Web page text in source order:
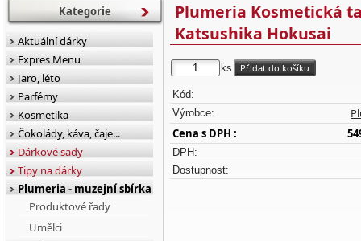
Plumeria Kosmetická
Katsushika Hokusai
ks
Kód:
Výrobce:
Cena s DPH :
DPH:
Dostupnost:
Kategorie
Aktuální dárky
Expres Menu
Jaro, léto
Parfémy
Kosmetika
Čokolády, káva, čaje...
Dárkové sady
Tipy na dárky
Plumeria - muzejní sbírka
Produktové řady
Umělci